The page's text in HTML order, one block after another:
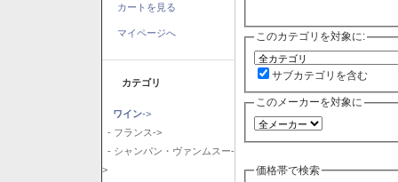
カートを見る
マイページへ
カテゴリ
ワイン->
- フランス->
- シャンパン・ヴァンムスー-
>
このカテゴリを対象に:
サブカテゴリを含む
このメーカーを対象に
価格帯で検索